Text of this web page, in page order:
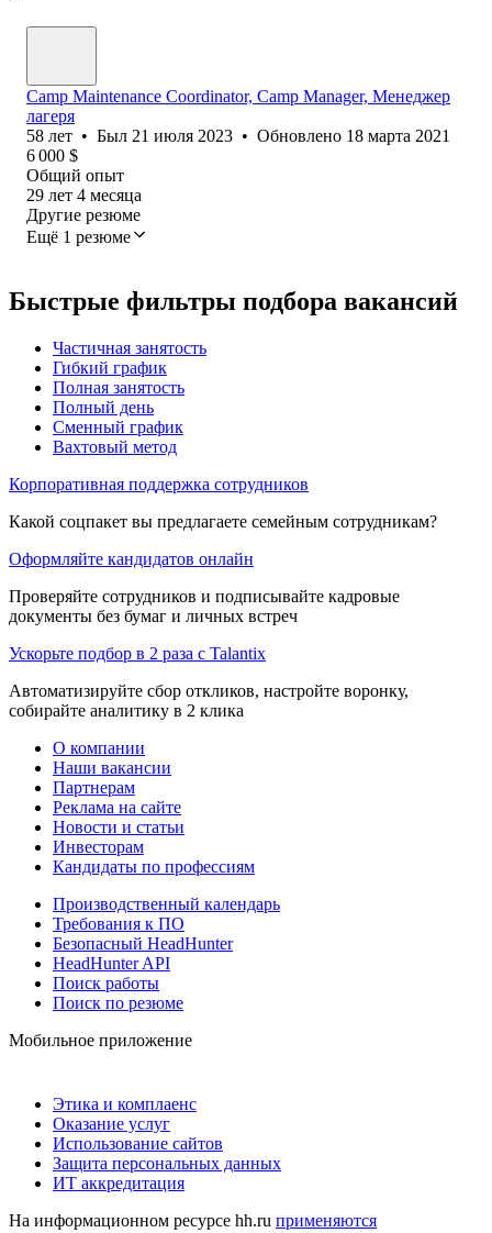
Camp Maintenance Coordinator, Camp Manager, Менеджер
лагеря
58 лет • Был 21 июля 2023 • Обновлено 18 марта 2021
6 000 $
Общий опыт
29 лет 4 месяца
Другие резюме
Ещё 1 резюме
Быстрые фильтры подбора вакансий
Частичная занятость
Гибкий график
Полная занятость
Полный день
Сменный график
Вахтовый метод
Корпоративная поддержка сотрудников
Какой соцпакет вы предлагаете семейным сотрудникам?
Оформляйте кандидатов онлайн
Проверяйте сотрудников и подписывайте кадровые
документы без бумаг и личных встреч
Ускорьте подбор в 2 раза с Talantix
Автоматизируйте сбор откликов, настройте воронку,
собирайте аналитику в 2 клика
О компании
Наши вакансии
Партнерам
Реклама на сайте
Новости и статьи
Инвесторам
Кандидаты по профессиям
Производственный календарь
Требования к ПО
Безопасный HeadHunter
HeadHunter API
Поиск работы
Поиск по резюме
Мобильное приложение
Этика и комплаенс
Оказание услуг
Использование сайтов
Защита персональных данных
ИТ аккредитация
На информационном ресурсе hh.ru применяются